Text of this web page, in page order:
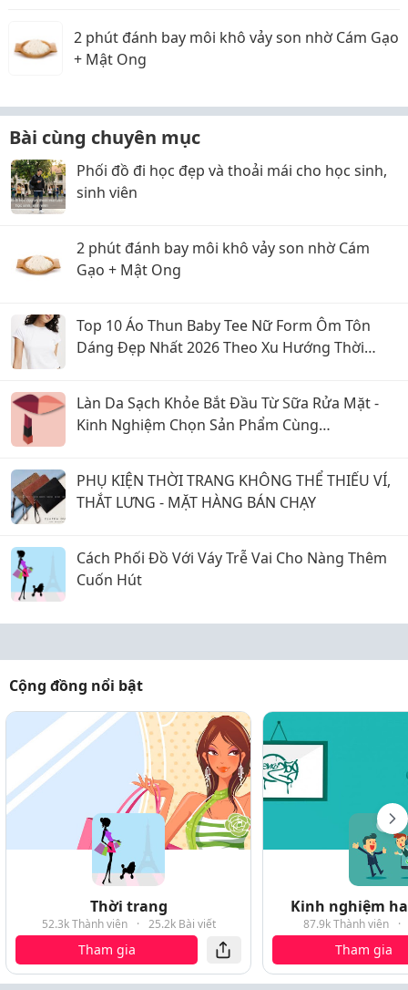
2 phút đánh bay môi khô vảy son nhờ Cám Gạo
+ Mật Ong
Bài cùng chuyên mục
Phối đồ đi học đẹp và thoải mái cho học sinh,
sinh viên
2 phút đánh bay môi khô vảy son nhờ Cám
Gạo + Mật Ong
Top 10 Áo Thun Baby Tee Nữ Form Ôm Tôn
Dáng Đẹp Nhất 2026 Theo Xu Hướng Thời
Làn Da Sạch Khỏe Bắt Đầu Từ Sữa Rửa Mặt -
Kinh Nghiệm Chọn Sản Phẩm Cùng
PHỤ KIỆN THỜI TRANG KHÔNG THỂ THIẾU VÍ,
THẮT LƯNG - MẶT HÀNG BÁN CHẠY
Cách Phối Đồ Với Váy Trễ Vai Cho Nàng Thêm
Cuốn Hút
Cộng đồng nổi bật
Thời trang
52.3k Thành viên · 25.2k Bài viết
Tham gia
Kinh nghiệm
87.9k Thành viên ·
Tham gia